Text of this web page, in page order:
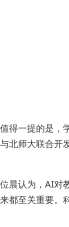
值得一提的是，
与北师大联合开
位晨认为，AI对
来都至关重要。